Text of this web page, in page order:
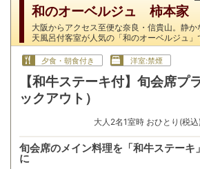
和のオーベルジュ 柿本家
大阪からアクセス至便な奈良・信貴山。静
天風呂付客室が人気の「和のオーベルジュ
夕食・朝食付き 洋室:禁煙
【和牛ステーキ付】旬会席プ
ックアウト）
大人 2名1室時 おひとり(税込)
旬会席のメイン料理を「和牛ステーキ
に